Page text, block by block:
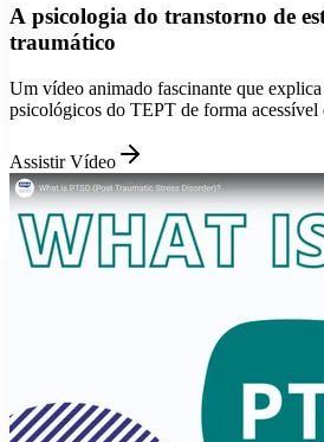
A psicologia do transtorno de
traumático
Um vídeo animado fascinante que
psicológicos do TEPT de forma acessível
Assistir Vídeo